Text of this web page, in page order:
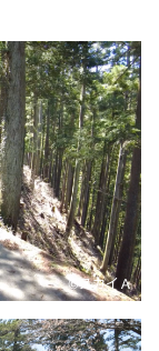
©️スカイＡ